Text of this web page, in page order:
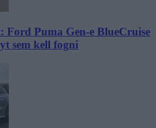
Ford Puma Gen-e BlueCruise
sem kell fogni